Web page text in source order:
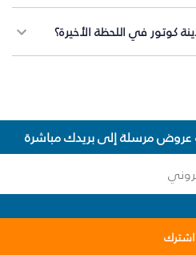
كوتور في اللحظة الأخيرة؟
مرسلة إلى بريدك مباشرة
اشترك